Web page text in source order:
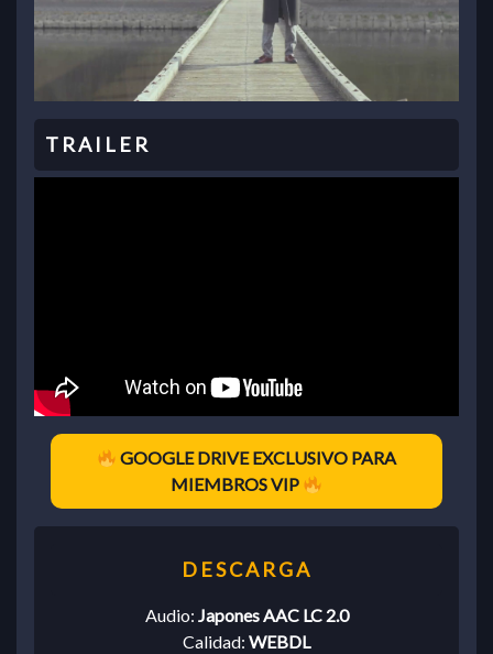
GOOGLE DRIVE EXCLUSIVO PARA
MIEMBROS VIP
Audio: Japones AAC LC 2.0
Calidad: WEBDL